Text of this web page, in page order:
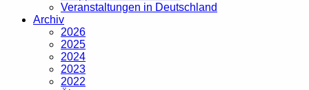
Veranstaltungen in Deutschland
Archiv
2026
2025
2024
2023
2022